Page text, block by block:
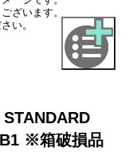
ざいます。
い。
※箱破損品